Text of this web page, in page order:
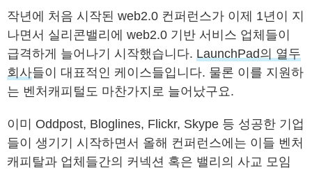
작년에 처음 시작된 web2.0 컨퍼런스가 이제 1년이 지
나면서 실리콘밸리에 web2.0 기반 서비스 업체들이
급격하게 늘어나기 시작했습니다. LaunchPad의 열두
회사들이 대표적인 케이스들입니다. 물론 이를 지원하
는 벤처캐피털도 마찬가지로 늘어났구요.
이미 Oddpost, Bloglines, Flickr, Skype 등 성공한 기업
들이 생기기 시작하면서 올해 컨퍼런스에는 이들 벤처
캐피탈과 업체들간의 커넥션 혹은 밸리의 사교 모임